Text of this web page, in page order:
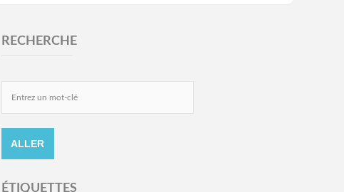
RECHERCHE
ÉTIQUETTES